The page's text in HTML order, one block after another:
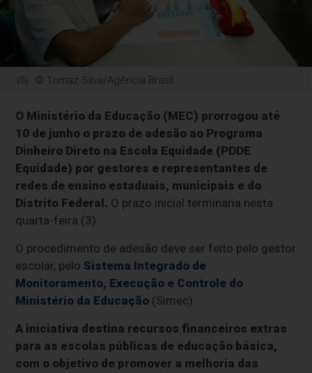
© Tomaz Silva/Agência Brasil
O Ministério da Educação (MEC) prorrogou até
10 de junho o prazo de adesão ao Programa
Dinheiro Direto na Escola Equidade (PDDE
Equidade) por gestores e representantes de
redes de ensino estaduais, municipais e do
Distrito Federal. O prazo inicial terminaria nesta
quarta-feira (3).
O procedimento de adesão deve ser feito pelo gestor
escolar, pelo Sistema Integrado de
Monitoramento, Execução e Controle do
Ministério da Educação (Simec).
A iniciativa destina recursos financeiros extras
para as escolas públicas de educação básica,
com o objetivo de promover a melhoria das